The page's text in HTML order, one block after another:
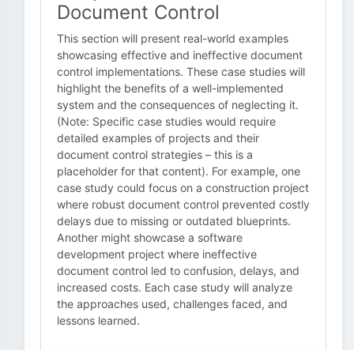
Document Control
This section will present real-world examples
showcasing effective and ineffective document
control implementations. These case studies will
highlight the benefits of a well-implemented
system and the consequences of neglecting it.
(Note: Specific case studies would require
detailed examples of projects and their
document control strategies – this is a
placeholder for that content). For example, one
case study could focus on a construction project
where robust document control prevented costly
delays due to missing or outdated blueprints.
Another might showcase a software
development project where ineffective
document control led to confusion, delays, and
increased costs. Each case study will analyze
the approaches used, challenges faced, and
lessons learned.